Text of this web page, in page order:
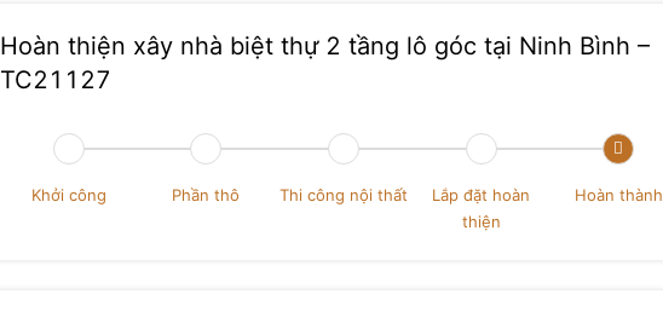
Hoàn thiện xây nhà biệt thự 2 tầng lô góc tại Ninh Bình –
TC21127
Khởi công Phần thô Thi công nội thất
Lắp đặt hoàn
thiện
Hoàn thành